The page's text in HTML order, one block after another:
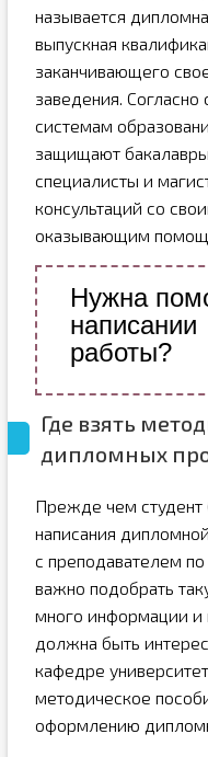
называется
выпускная
заканчивающего
заведения.
системам
защищают
специалисты и
консультаций со
оказывающим
Нужна
написании
работы?
Где взять
дипломных
Прежде чем студент
написания
с преподавателем
важно подобрать
много информации и
должна быть
кафедре
методическое
оформлению